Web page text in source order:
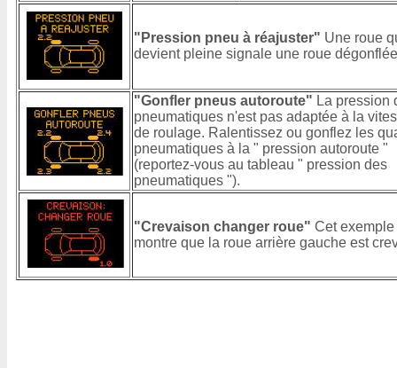
"Pression pneu à réajuster" Une roue
devient pleine signale une roue
"Gonfler pneus autoroute" La pression
pneumatiques n'est pas adaptée à la
de roulage. Ralentissez ou gonflez les
pneumatiques à la " pression autoroute "
(reportez-vous au tableau " pression des
pneumatiques ").
"Crevaison changer roue" Cet exemple
montre que la roue arrière gauche est